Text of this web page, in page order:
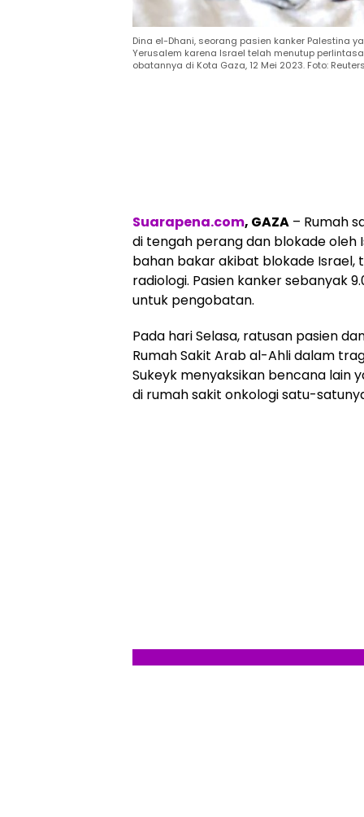
Dina el-Dhani, seorang pasien kanker Palestina
Yerusalem karena Israel telah menutup
obatannya di Kota Gaza, 12 Mei 2023. Foto: Reuters
Suarapena.com, GAZA – Rumah
di tengah perang dan blokade oleh
bahan bakar akibat blokade
radiologi. Pasien kanker sebanyak
untuk pengobatan.
Pada hari Selasa, ratusan pasien
Rumah Sakit Arab al-Ahli dalam
Sukeyk menyaksikan bencana lain
di rumah sakit onkologi satu-